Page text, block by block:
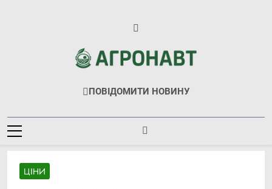
Агронавт
Новини Українського Агробізнесу
ПОВІДОМИТИ НОВИНУ
ЦІНИ